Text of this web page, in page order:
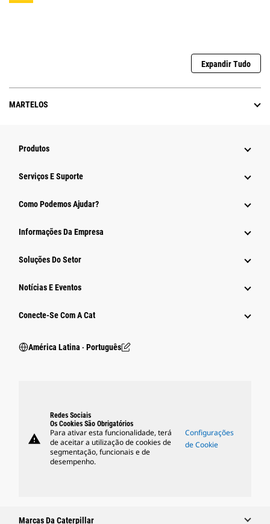
Expandir Tudo
MARTELOS
Produtos
Serviços E Suporte
Como Podemos Ajudar?
Informações Da Empresa
Soluções Do Setor
Notícias E Eventos
Conecte-Se Com A Cat
América Latina ‧ Português
warning
Redes Sociais
Os Cookies São Obrigatórios
Para ativar esta funcionalidade, terá
de aceitar a utilização de cookies de
segmentação, funcionais e de
desempenho.
Configurações
de Cookie
Marcas Da Caterpillar